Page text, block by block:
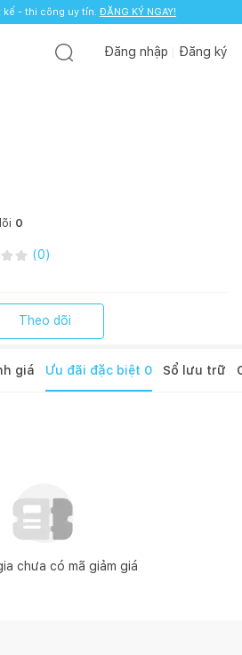
- thi công uy tín. ĐĂNG KÝ NGAY!
- thi công uy tín. ĐĂNG KÝ NGAY!
Đăng nhập Đăng ký
0
(0)
Theo dõi
giá Ưu đãi đặc biệt 0 Sổ lưu trữ
chưa có mã giảm giá